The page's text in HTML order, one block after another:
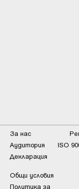
За нас
Аудитория
ISO
Декларация
Общи условия
Пoлитикa зa